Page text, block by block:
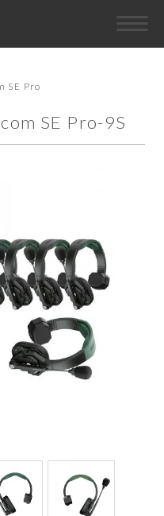
SE Pro
SE Pro-9S